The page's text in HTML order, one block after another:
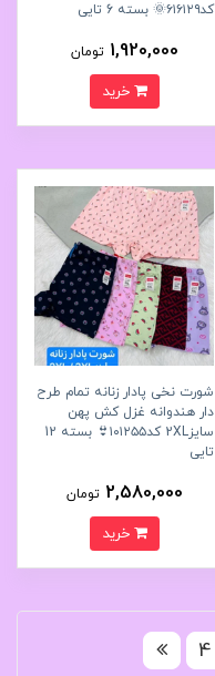
کد۶۱۶۱۲۹🌞 بسته 6 تایی
1,920,000 تومان
خرید
شورت نخی پادار زنانه تمام طرح
دار هندوانه غزل کش پهن
سایز2XL کد۱۰۱۲۵۵👙 بسته 12
تایی
2,580,000 تومان
خرید
4